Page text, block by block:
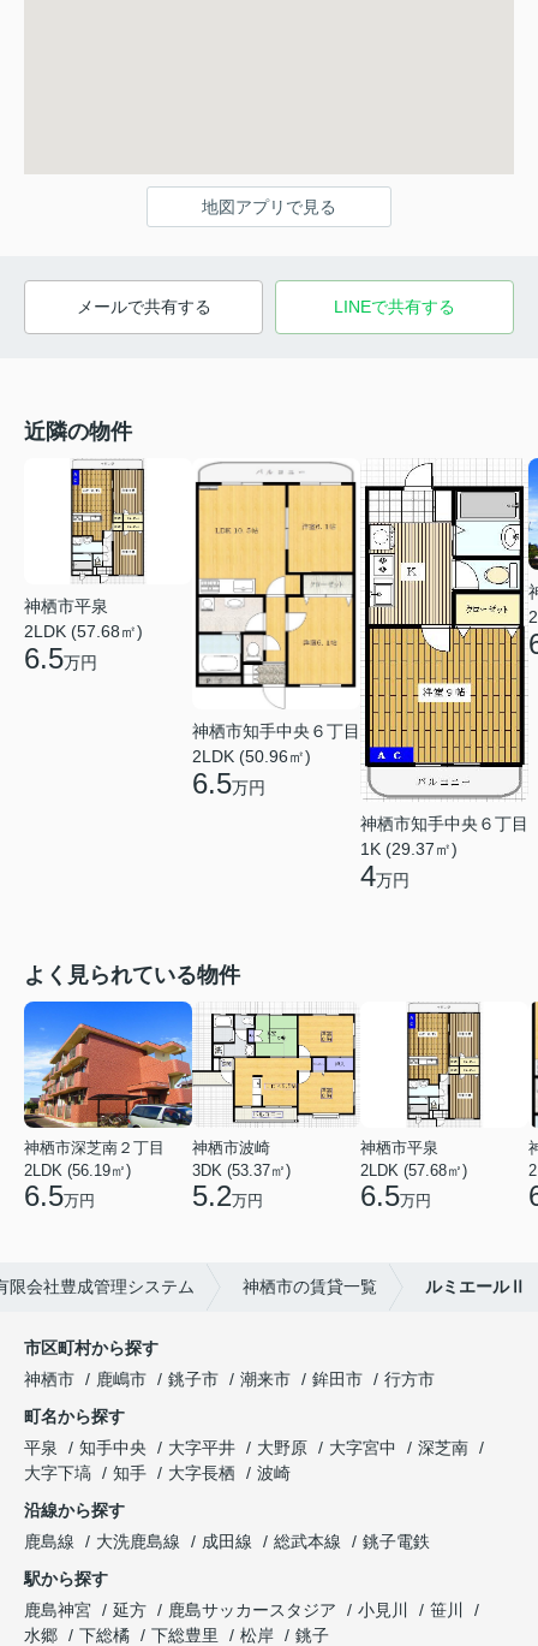
地図アプリで見る
メールで共有する LINEで共有する
近隣の物件
神栖市平泉
2LDK (57.68㎡)
6.5万円
神栖市知手中央６丁目
2LDK (50.96㎡)
6.5万円
神栖市知手中央６丁目
1K (29.37㎡)
4万円
よく見られている物件
神栖市深芝南２丁目
2LDK (56.19㎡)
6.5万円
神栖市波崎
3DK (53.37㎡)
5.2万円
神栖市平泉
2LDK (57.68㎡)
6.5万円
限会社豊成管理システム 神栖市の賃貸一覧 ルミエールⅡ
市区町村から探す
神栖市
鹿嶋市 銚子市 潮来市 鉾田市
行方市
町名から探す
平泉
知手中央 大字平井 大野原 大字宮中
深芝南
大字下塙
知手 大字長栖
波崎
沿線から探す
鹿島線
大洗鹿島線 成田線 総武本線
銚子電鉄
駅から探す
鹿島神宮
延方 鹿島サッカースタジア 小見川
笹川
水郷
下総橘 下総豊里 松岸 銚子